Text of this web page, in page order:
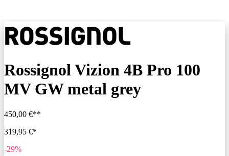
Rossignol Vizion 4B Pro 100
MV GW metal grey
450,00 €**
319,95 €*
-29%